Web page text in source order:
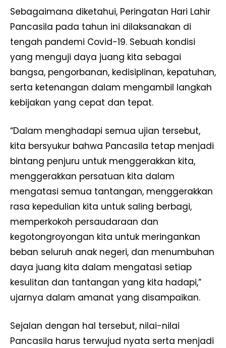
Sebagaimana diketahui, Peringatan Hari Lahir
Pancasila pada tahun ini dilaksanakan di
tengah pandemi Covid-19. Sebuah kondisi
yang menguji daya juang kita sebagai
bangsa, pengorbanan, kedisiplinan, kepatuhan,
serta ketenangan dalam mengambil langkah
kebijakan yang cepat dan tepat.
“Dalam menghadapi semua ujian tersebut,
kita bersyukur bahwa Pancasila tetap menjadi
bintang penjuru untuk menggerakkan kita,
menggerakkan persatuan kita dalam
mengatasi semua tantangan, menggerakkan
rasa kepedulian kita untuk saling berbagi,
memperkokoh persaudaraan dan
kegotongroyongan kita untuk meringankan
beban seluruh anak negeri, dan menumbuhan
daya juang kita dalam mengatasi setiap
kesulitan dan tantangan yang kita hadapi,”
ujarnya dalam amanat yang disampaikan.
Sejalan dengan hal tersebut, nilai-nilai
Pancasila harus terwujud nyata serta menjadi